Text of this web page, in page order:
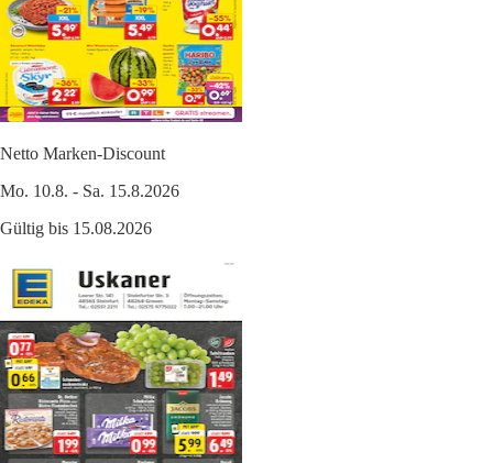
Netto Marken-Discount
Mo. 10.8. - Sa. 15.8.2026
Gültig bis 15.08.2026